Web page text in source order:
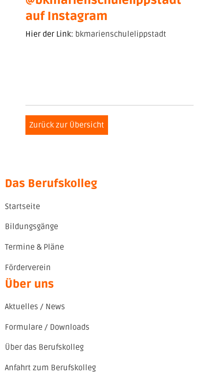
auf Instagram
Hier der Link: bkmarienschulelippstadt
Zurück zur Übersicht
Das Berufskolleg
Startseite
Bildungsgänge
Termine & Pläne
Förderverein
Über uns
Aktuelles / News
Formulare / Downloads
Über das Berufskolleg
Anfahrt zum Berufskolleg